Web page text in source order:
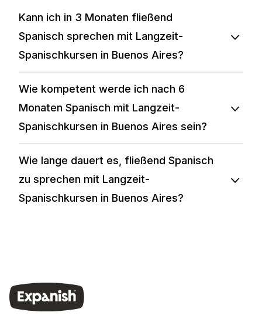
Kann ich in 3 Monaten fließend
Spanisch sprechen mit Langzeit-
Spanischkursen in Buenos Aires?
Wie kompetent werde ich nach 6
Monaten Spanisch mit Langzeit-
Spanischkursen in Buenos Aires sein?
Wie lange dauert es, fließend Spanisch
zu sprechen mit Langzeit-
Spanischkursen in Buenos Aires?